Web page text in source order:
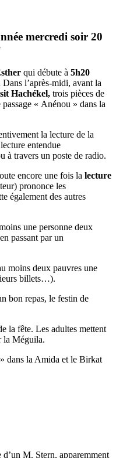
mercredi soir 20
qui débute à 5h20
Dans l’après-midi, avant la
Hachékel, trois pièces de
« Anénou » dans la
la lecture de la
entendue
à travers un poste de radio.
encore une fois la lecture
prononce les
également des autres
une personne deux
passant par un
moins deux pauvres une
billets…).
bon repas, le festin de
la fête. Les adultes mettent
la Méguila.
dans la Amida et le Birkat
M. Stern, apparemment